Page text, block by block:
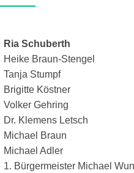
Ria Schuberth
Heike Braun-Stengel
Tanja Stumpf
Brigitte Köstner
Volker Gehring
Dr. Klemens Letsch
Michael Braun
Michael Adler
1. Bürgermeister Michael